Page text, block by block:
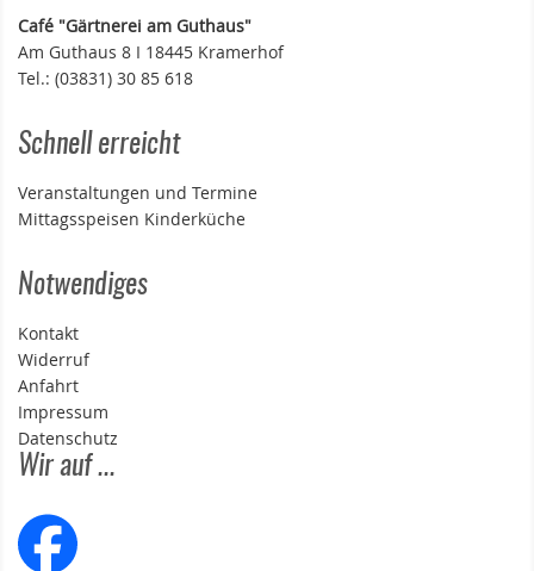
Café "Gärtnerei am Guthaus"
Am Guthaus 8 I 18445 Kramerhof
Tel.: (03831) 30 85 618
Schnell erreicht
Veranstaltungen und Termine
Mittagsspeisen Kinderküche
Notwendiges
Kontakt
Widerruf
Anfahrt
Impressum
Datenschutz
Wir auf ...